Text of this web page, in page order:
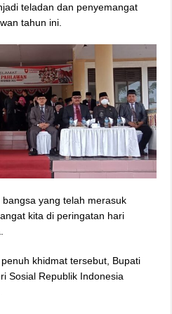
teladan dan penyemangat
tahun ini.
yang telah merasuk
kita di peringatan hari
khidmat tersebut, Bupati
Sosial Republik Indonesia